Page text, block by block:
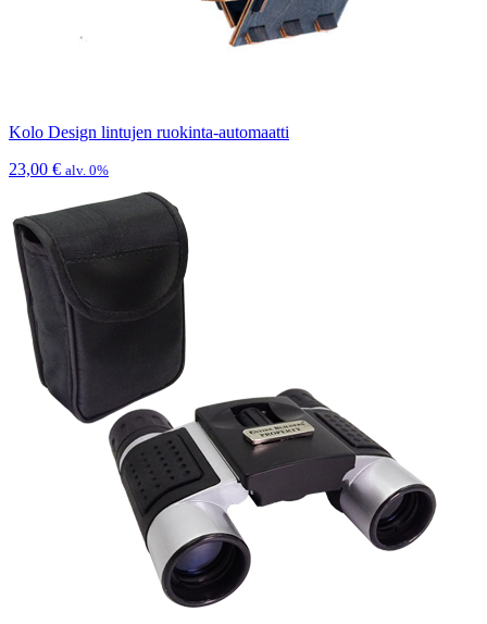
Kolo Design lintujen ruokinta-automaatti
23,00 € alv. 0%